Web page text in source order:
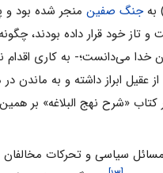
بهجنگ صفین منجر شده بود و
و تاز خود قرار داده بودند،
خدا می‌دانست؛- به کاری اقدام
ابراز داشته و به ماندن در
کتاب «شرح نهج البلاغه» بر
سیاسی و تحرکات مخالفان